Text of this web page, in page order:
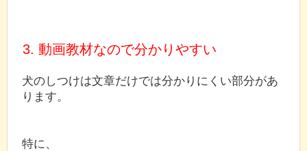
3. 動画教材なので分かりやすい
犬のしつけは文章だけでは分かりにくい部分があ
ります。
特に、